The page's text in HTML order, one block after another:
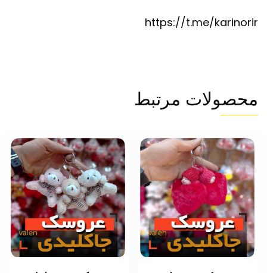
https://t.me/karinorir
محصولات مرتبط